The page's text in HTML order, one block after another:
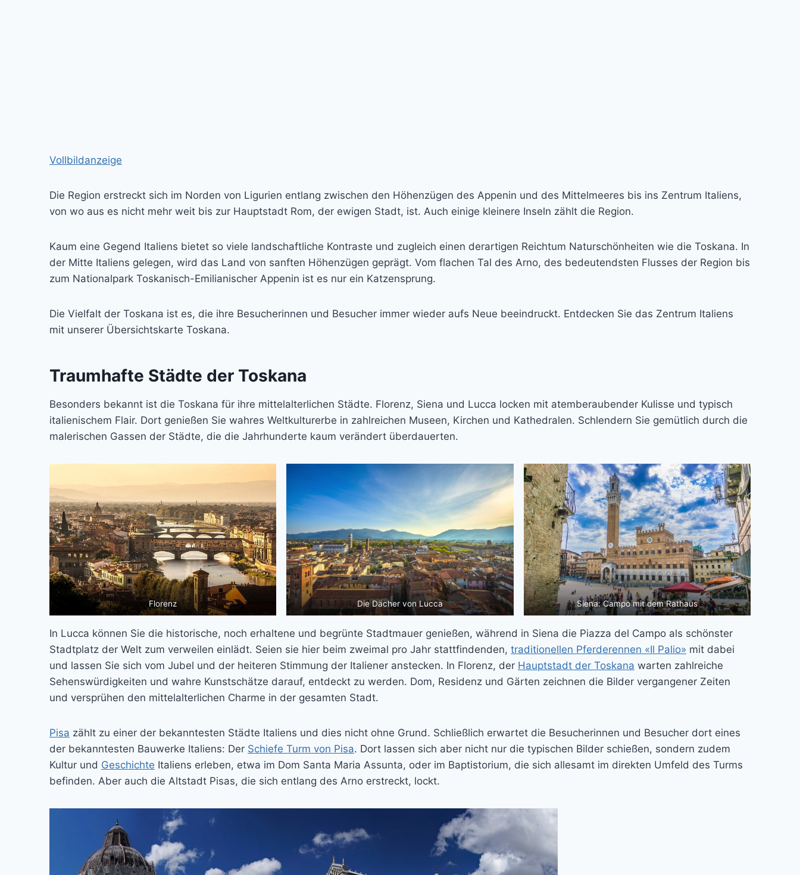
Vollbildanzeige
Die Region erstreckt sich im Norden von Ligurien entlang zwischen den Höhenzügen des Appenin und des Mittelmeeres bis ins Zentrum Italiens,
von wo aus es nicht mehr weit bis zur Hauptstadt Rom, der ewigen Stadt, ist. Auch einige kleinere Inseln zählt die Region.
Kaum eine Gegend Italiens bietet so viele landschaftliche Kontraste und zugleich einen derartigen Reichtum Naturschönheiten wie die Toskana. In
der Mitte Italiens gelegen, wird das Land von sanften Höhenzügen geprägt. Vom flachen Tal des Arno, des bedeutendsten Flusses der Region bis
zum Nationalpark Toskanisch-Emilianischer Appenin ist es nur ein Katzensprung.
Die Vielfalt der Toskana ist es, die ihre Besucherinnen und Besucher immer wieder aufs Neue beeindruckt. Entdecken Sie das Zentrum Italiens
mit unserer Übersichtskarte Toskana.
Traumhafte Städte der Toskana
Besonders bekannt ist die Toskana für ihre mittelalterlichen Städte. Florenz, Siena und Lucca locken mit atemberaubender Kulisse und typisch
italienischem Flair. Dort genießen Sie wahres Weltkulturerbe in zahlreichen Museen, Kirchen und Kathedralen. Schlendern Sie gemütlich durch die
malerischen Gassen der Städte, die die Jahrhunderte kaum verändert überdauerten.
Florenz Die Dächer von Lucca Siena: Campo mit dem Rathaus
In Lucca können Sie die historische, noch erhaltene und begrünte Stadtmauer genießen, während in Siena die Piazza del Campo als schönster
Stadtplatz der Welt zum verweilen einlädt. Seien sie hier beim zweimal pro Jahr stattfindenden, traditionellen Pferderennen «Il Palio» mit dabei
und lassen Sie sich vom Jubel und der heiteren Stimmung der Italiener anstecken. In Florenz, der Hauptstadt der Toskana warten zahlreiche
Sehenswürdigkeiten und wahre Kunstschätze darauf, entdeckt zu werden. Dom, Residenz und Gärten zeichnen die Bilder vergangener Zeiten
und versprühen den mittelalterlichen Charme in der gesamten Stadt.
Pisa zählt zu einer der bekanntesten Städte Italiens und dies nicht ohne Grund. Schließlich erwartet die Besucherinnen und Besucher dort eines
der bekanntesten Bauwerke Italiens: Der Schiefe Turm von Pisa. Dort lassen sich aber nicht nur die typischen Bilder schießen, sondern zudem
Kultur und Geschichte Italiens erleben, etwa im Dom Santa Maria Assunta, oder im Baptistorium, die sich allesamt im direkten Umfeld des Turms
befinden. Aber auch die Altstadt Pisas, die sich entlang des Arno erstreckt, lockt.